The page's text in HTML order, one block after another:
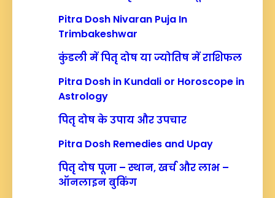
Pitra Dosh Nivaran Puja In
Trimbakeshwar
कुंडली में पितृ दोष या ज्योतिष में राशिफल
Pitra Dosh in Kundali or Horoscope in
Astrology
पितृ दोष के उपाय और उपचार
Pitra Dosh Remedies and Upay
पितृ दोष पूजा – स्थान, खर्च और लाभ –
ऑनलाइन बुकिंग